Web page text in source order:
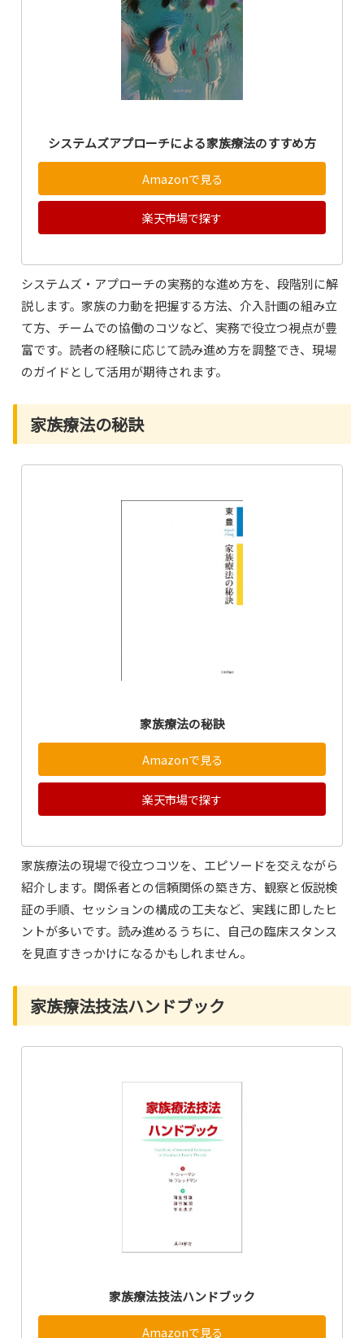
システムズアプローチによる家族療法のすすめ方
Amazonで見る
楽天市場で探す
システムズ・アプローチの実務的な進め方を、段階別に解
説します。家族の力動を把握する方法、介入計画の組み立
て方、チームでの協働のコツなど、実務で役立つ視点が豊
富です。読者の経験に応じて読み進め方を調整でき、現場
のガイドとして活用が期待されます。
家族療法の秘訣
家族療法の秘訣
Amazonで見る
楽天市場で探す
家族療法の現場で役立つコツを、エピソードを交えながら
紹介します。関係者との信頼関係の築き方、観察と仮説検
証の手順、セッションの構成の工夫など、実践に即したヒ
ントが多いです。読み進めるうちに、自己の臨床スタンス
を見直すきっかけになるかもしれません。
家族療法技法ハンドブック
家族療法技法ハンドブック
Amazonで見る